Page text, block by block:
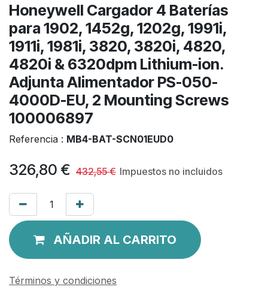
Honeywell Cargador 4 Baterías
para 1902, 1452g, 1202g, 1991i,
1911i, 1981i, 3820, 3820i, 4820,
4820i & 6320dpm Lithium-ion.
Adjunta Alimentador PS-050-
4000D-EU, 2 Mounting Screws
100006897
Referencia : MB4-BAT-SCN01EUD0
326,80 € 432,55€ Impuestos no incluidos
AÑADIR AL CARRITO
Términos y condiciones